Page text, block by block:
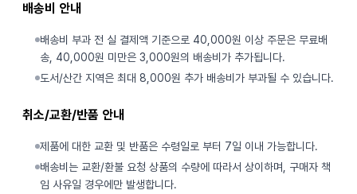
배송비 안내
배송비 부과 전 실 결제액 기준으로 40,000원 이상 주문은 무료배
송, 40,000원 미만은 3,000원의 배송비가 추가됩니다.
도서/산간 지역은 최대 8,000원 추가 배송비가 부과될 수 있습니다.
취소/교환/반품 안내
제품에 대한 교환 및 반품은 수령일로 부터 7일 이내 가능합니다.
배송비는 교환/환불 요청 상품의 수량에 따라서 상이하며, 구매자 책
임 사유일 경우에만 발생합니다.